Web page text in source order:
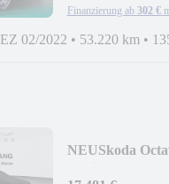
Finanzierung ab 302 €
EZ 02/2022 • 53.220 km •
NEUSkoda